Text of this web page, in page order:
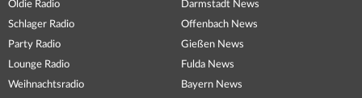
Oldie Radio
Schlager Radio
Party Radio
Lounge Radio
Weihnachtsradio
Darmstadt News
Offenbach News
Gießen News
Fulda News
Bayern News